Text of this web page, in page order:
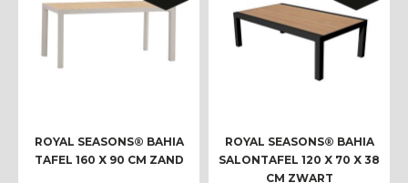
ROYAL SEASONS® BAHIA
TAFEL 160 X 90 CM ZAND
ROYAL SEASONS® BAHIA
SALONTAFEL 120 X 70 X 38
CM ZWART